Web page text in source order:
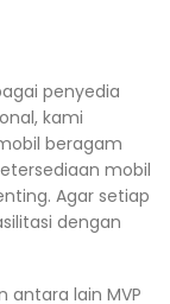
penyedia
kami
beragam
mobil
Agar setiap
dengan
antara lain MVP